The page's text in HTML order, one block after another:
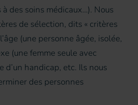
des soins médicaux…). Nous
de sélection, dits « critères
(une personne âgée, isolée,
(une femme seule avec
d’un handicap, etc. Ils nous
des personnes